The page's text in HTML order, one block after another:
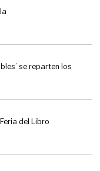
se reparten los
del Libro